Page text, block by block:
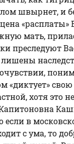
швырнет, и
«расплаты»
мать,
преследуют
лишены
«диктует»
хотя
если в
с ума, то